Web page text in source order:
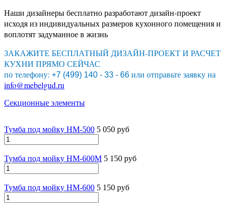
Наши дизайнеры бесплатно разработают дизайн-проект
исходя из индивидуальных размеров кухонного помещения и
воплотят задуманное в жизнь
ЗАКАЖИТЕ БЕСПЛАТНЫЙ ДИЗАЙН-ПРОЕКТ И РАСЧЕТ
КУХНИ ПРЯМО СЕЙЧАС
по телефону: +7 (499) 140 - 33 - 66 или отправьте заявку на
info@mebelgud.ru
Секционные элементы
Тумба под мойку НМ-500 5 050 руб
Тумба под мойку НМ-600М 5 150 руб
Тумба под мойку НМ-600 5 150 руб